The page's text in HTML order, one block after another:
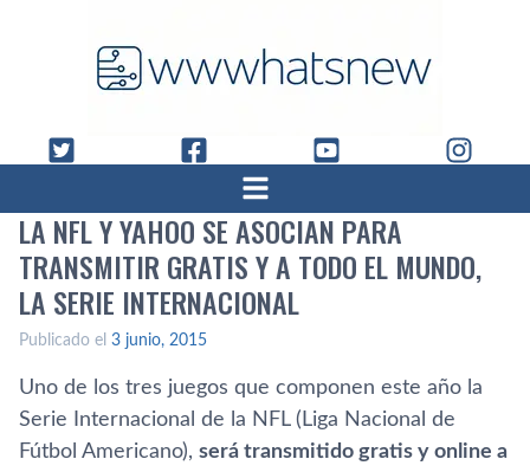
LA NFL Y YAHOO SE ASOCIAN PARA
TRANSMITIR GRATIS Y A TODO EL MUNDO,
LA SERIE INTERNACIONAL
Publicado el 3 junio, 2015
Uno de los tres juegos que componen este año la
Serie Internacional de la NFL (Liga Nacional de
Fútbol Americano), será transmitido gratis y online a